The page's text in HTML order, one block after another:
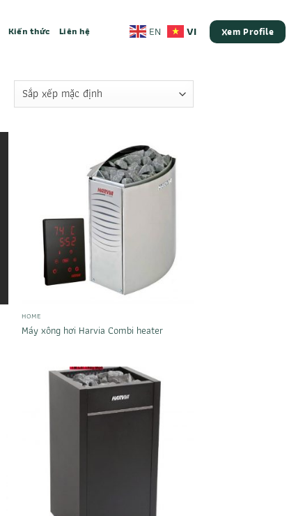
Kiến thức Liên hệ EN VI Xem Profile
HOME
Máy xông hơi Harvia Combi heater